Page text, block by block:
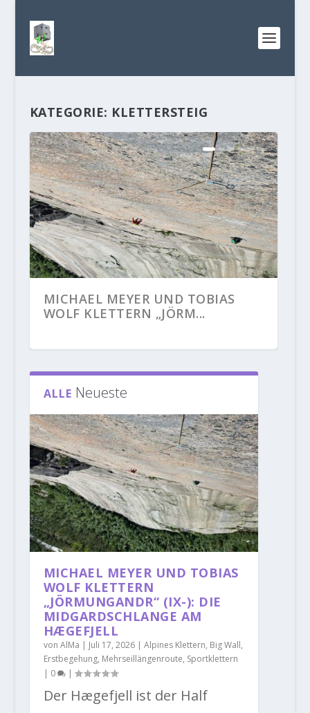
KATEGORIE: KLETTERSTEIG
MICHAEL MEYER UND TOBIAS
WOLF KLETTERN „JÖRM...
NEUES AUS DEN
KLETTERGEBIETEN: ALEXANDER
MEGOS KLE...
LARA NEUMEIER KOMPLETTIERT
MIT DER BEGEHUNG „...
JANJA GARNBRET KLETTERT
BIBLIOGRAPHIE (9B+)
ALEXANDER HUBER KLETTERT
„FEUERSALAMANDER...
MICHAELA KIERSCH KLETTERT
„DOLBY SURROUND...
ALLE Neueste
MICHAEL MEYER UND TOBIAS
WOLF KLETTERN
„JÖRMUNGANDR“ (IX-): DIE
MIDGARDSCHLANGE AM
HÆGEFJELL
von AlMa | Juli 17, 2026| Alpines Klettern, Big Wall,
Erstbegehung, Mehrseillängenroute, Sportklettern
| 0 |
Der Hægefjell ist der Half